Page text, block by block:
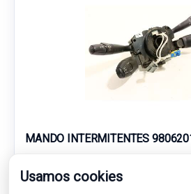
MANDO INTERMITENTES
CITROËN C3 PICASSO (SH_) 1.6 HDI 90
Usamos cookies